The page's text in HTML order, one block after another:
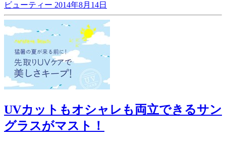
ビューティー 2014年8月14日
UVカットもオシャレも両立できるサン
グラスがマスト！